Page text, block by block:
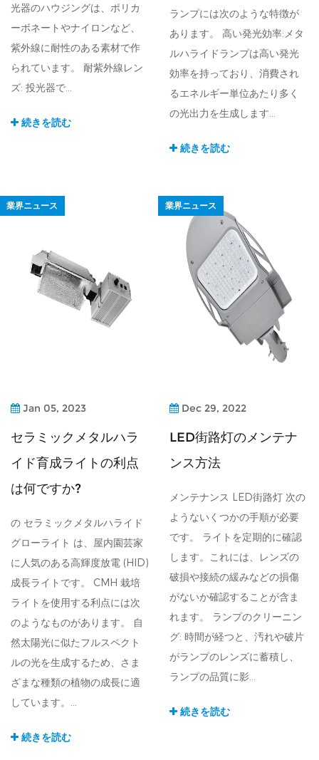
光器のハウジングは、ポリカ
ーボネートやナイロンなど、
紫外線に耐性のある素材で作
られています。 耐紫外線レン
ズ: 投光器で...
続きを読む
ランプには次のような特徴が
あります。 高い発光効率:メタ
ルハライドランプは高い発光
効率を持っており、消費され
るエネルギー単位あたり多く
の光出力を生成します...
続きを読む
業界ニュース
Jan 05, 2023
セラミックメタルハラ
イド育成ライトの利点
は何ですか?
の セラミックメタルハライド
グローライト は、屋内園芸家
に人気のある高輝度放電 (H​​ID)
成長ライトです。 CMH 栽培
ライトを使用する利点には次
のようなものがあります。 自
然太陽光に似たフルスペクト
ルの光を生成するため、さま
ざまな種類の植物の成長に適
しています。...
続きを読む
業界ニュース
Dec 29, 2022
LED街路灯のメンテナ
ンス方法
メンテナンス LED街路灯 次の
ようないくつかの手順が必要
です。 ライトを定期的に確認
します。これには、レンズの
破損や接続の緩みなどの損傷
がないか確認することが含ま
れます。 ランプのクリーニン
グ: 時間が経つと、汚れや破片
がランプのレンズに蓄積し、
ランプの品質に影...
続きを読む